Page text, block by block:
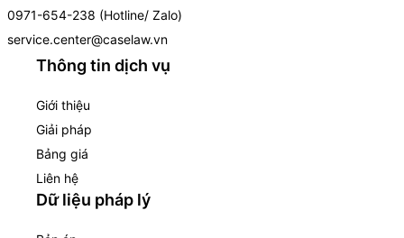
0971-654-238 (Hotline/ Zalo)
service.center@caselaw.vn
Thông tin dịch vụ
Giới thiệu
Giải pháp
Bảng giá
Liên hệ
Dữ liệu pháp lý